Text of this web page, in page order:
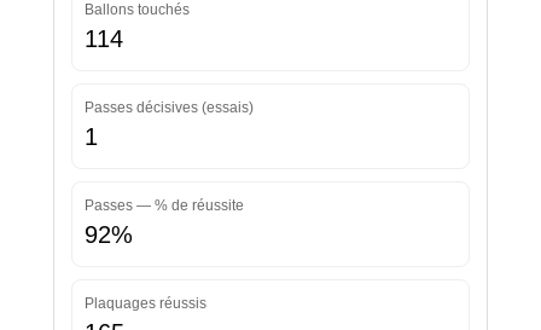
Ballons touchés
114
Passes décisives (essais)
1
Passes — % de réussite
92%
Plaquages réussis